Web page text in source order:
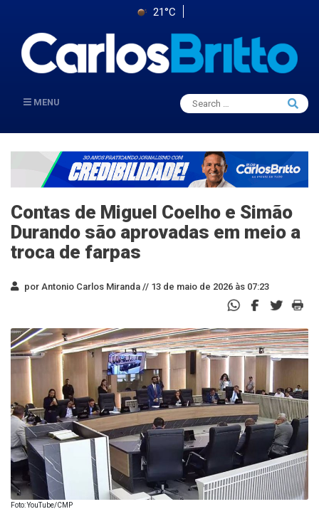
21°C
MENU
Search
for:
Search
Contas de Miguel Coelho e Simão
Durando são aprovadas em meio a
troca de farpas
por Antonio Carlos Miranda // 13 de maio de 2026 às 07:23
Foto: YouTube/CMP